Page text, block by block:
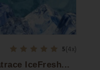
5(4x)
IceFresh...